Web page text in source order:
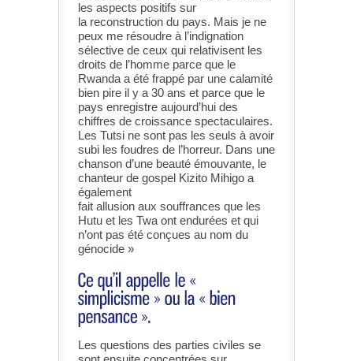
les aspects positifs sur
la reconstruction du pays. Mais je ne
peux me résoudre à l’indignation
sélective de ceux qui relativisent les
droits de l’homme parce que le
Rwanda a été frappé par une calamité
bien pire il y a 30 ans et parce que le
pays enregistre aujourd’hui des
chiffres de croissance spectaculaires.
Les Tutsi ne sont pas les seuls à avoir
subi les foudres de l’horreur. Dans une
chanson d’une beauté émouvante, le
chanteur de gospel Kizito Mihigo a
également
fait allusion aux souffrances que les
Hutu et les Twa ont endurées et qui
n’ont pas été conçues au nom du
génocide »
Les questions des parties civiles se